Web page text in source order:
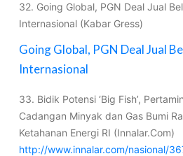
32. Going Global, PGN Deal Jual
Internasional (Kabar Gress)
Going Global, PGN Deal Jual
Internasional
33. Bidik Potensi ‘Big Fish’,
Cadangan Minyak dan Gas Bumi
Ketahanan Energi RI (Innalar.Com)
http://www.innalar.com/nasional/